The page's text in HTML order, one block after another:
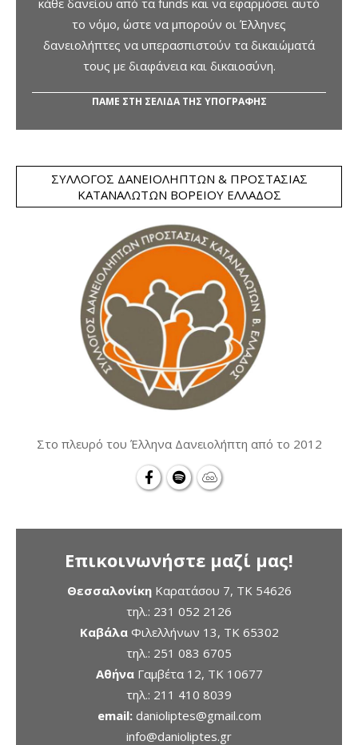
κάθε δανείου από τα funds και να εφαρμόσει αυτό
το νόμο, ώστε να μπορούν οι Έλληνες
δανειολήπτες να υπερασπιστούν τα δικαιώματά
τους με διαφάνεια και δικαιοσύνη.
ΠΑΜΕ ΣΤΗ ΣΕΛΙΔΑ ΤΗΣ ΥΠΟΓΡΑΦΗΣ
ΣΎΛΛΟΓΟΣ ΔΑΝΕΙΟΛΗΠΤΏΝ & ΠΡΟΣΤΑΣΊΑΣ
ΚΑΤΑΝΑΛΩΤΏΝ ΒΟΡΕΊΟΥ ΕΛΛΆΔΟΣ
Στο πλευρό του Έλληνα Δανειολήπτη από το 2012
Επικοινωνήστε μαζί μας!
ΘεσσαλονίκηΚαρατάσου 7, TK 54626
τηλ.: 231 052 2126
ΚαβάλαΦιλελλήνων 13, ΤΚ 65302
τηλ.: 251 083 6705
ΑθήναΓαμβέτα 12, ΤΚ 10677
τηλ.: 211 410 8039
email: danioliptes@gmail.com
info@danioliptes.gr